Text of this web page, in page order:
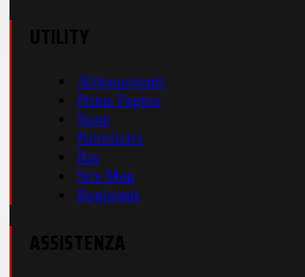
Abbonamenti
Prima Pagina
Store
Pubblicità
Rss
Site Map
Registrati